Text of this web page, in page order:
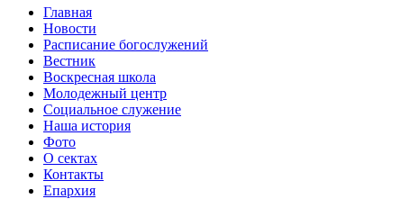
Главная
Новости
Расписание богослужений
Вестник
Воскресная школа
Молодежный центр
Социальное служение
Наша история
Фото
О сектах
Контакты
Епархия